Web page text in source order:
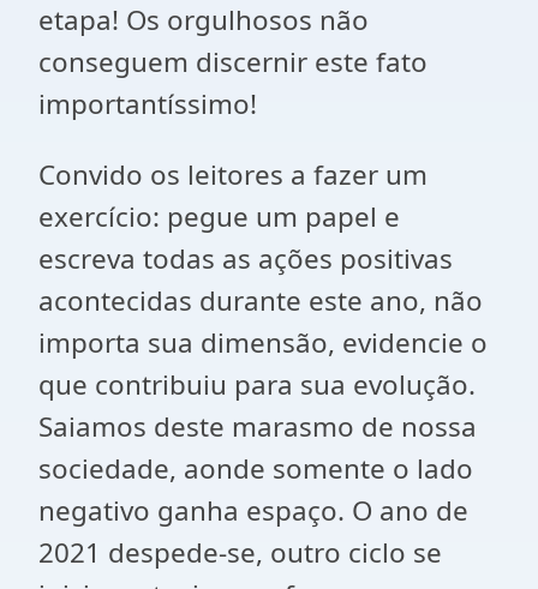
etapa! Os orgulhosos não
conseguem discernir este fato
importantíssimo!
Convido os leitores a fazer um
exercício: pegue um papel e
escreva todas as ações positivas
acontecidas durante este ano, não
importa sua dimensão, evidencie o
que contribuiu para sua evolução.
Saiamos deste marasmo de nossa
sociedade, aonde somente o lado
negativo ganha espaço. O ano de
2021 despede-se, outro ciclo se